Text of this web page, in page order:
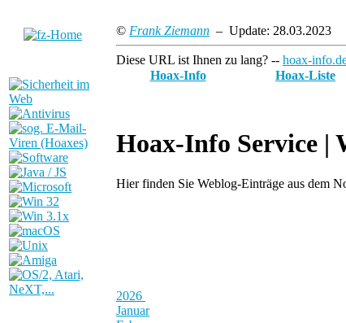
© Frank Ziemann – Update: 28.03.2023
Diese URL ist Ihnen zu lang? -- hoax-
Hoax-Info
Hoax-Liste
Hoax-Info Service |
Hier finden Sie Weblog-Einträge aus dem
2026
Januar